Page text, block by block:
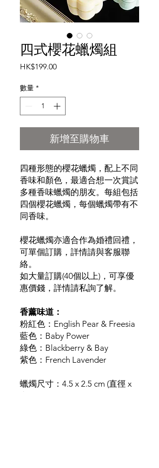
四式櫻花蠟燭組
HK$199.00價格
數量 *
新增至購物車
四種形態的櫻花蠟燭，配上不同
香味和顏色，最適合想一次賞試
多種香味蠟燭的朋友。每組包括
四個櫻花蠟燭，每個蠟燭帶有不
同香味。
櫻花蠟燭亦適合作為婚禮回禮，
可單個訂購，詳情請與客服聯
絡。
如大量訂購(40個以上)，可享優
惠價錢，詳情請私詢了解。
香薰味道：
粉紅色：English Pear & Freesia
藍色：Baby Power
綠色：Blackberry & Bay
紫色：French Lavender
蠟燭尺寸：4.5 x 2.5 cm (直徑 x